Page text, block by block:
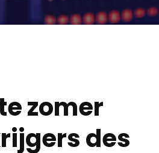
zomer
des